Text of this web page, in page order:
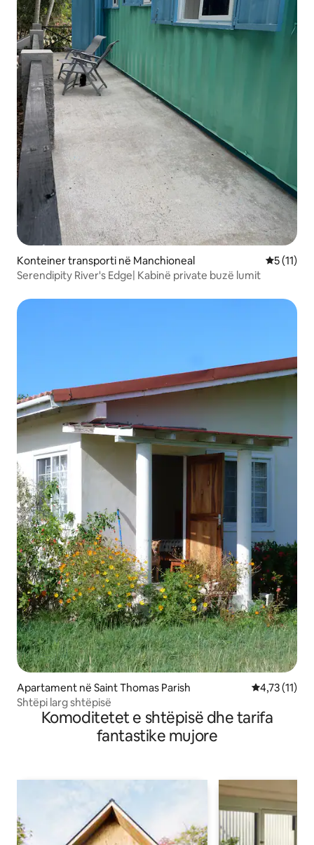
Konteiner transporti në Manchioneal Vlerësimi
5 (11)
Serendipity River's Edge| Kabinë private buzë lumit
Apartament në Saint Thomas Parish Vlerësimi
4,73 (11)
Shtëpi larg shtëpisë
Komoditetet e shtëpisë dhe tarifa
fantastike mujore